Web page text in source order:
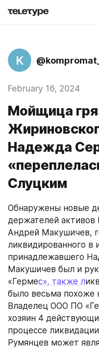
K
February 16, 2024
Мойщица
Надежда
Слуцким
Обнаружены новые
держателей активов
Андрей Макушичев,
ликвидированного в
принадлежавшего
Макушичев был и
«Гермес», также л
было весьма похоже
Владелец ООО ПО
хозяин 4
процессе
Румянцев может